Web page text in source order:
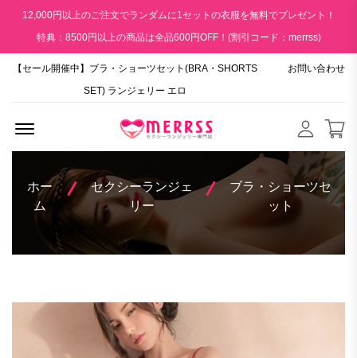
12,000円以上のご注文でランダムに1セットの衣服を無料でプレゼント！
特典：8500円以上の商品は全品600円OFF！(割引コード：merrss)
【セール開催中】ブラ・ショーツセット(BRA・SHORTS
SET) ランジェリー エロ
お問い合わせ
ホー
ム
セクシーランジェ
リー
ブラ・ショーツセ
ット